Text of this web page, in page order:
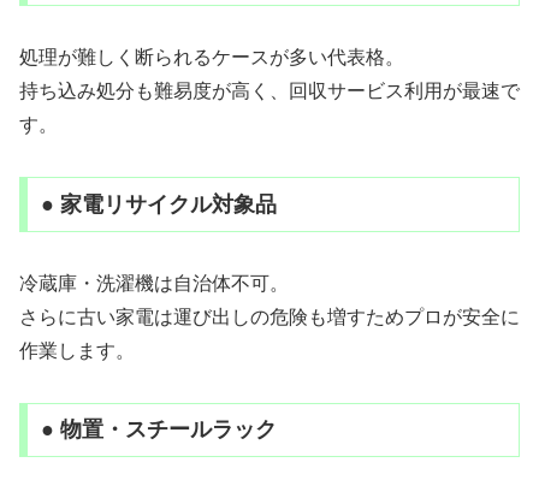
処理が難しく断られるケースが多い代表格。
持ち込み処分も難易度が高く、回収サービス利用が最速で
す。
● 家電リサイクル対象品
冷蔵庫・洗濯機は自治体不可。
さらに古い家電は運び出しの危険も増すためプロが安全に
作業します。
● 物置・スチールラック